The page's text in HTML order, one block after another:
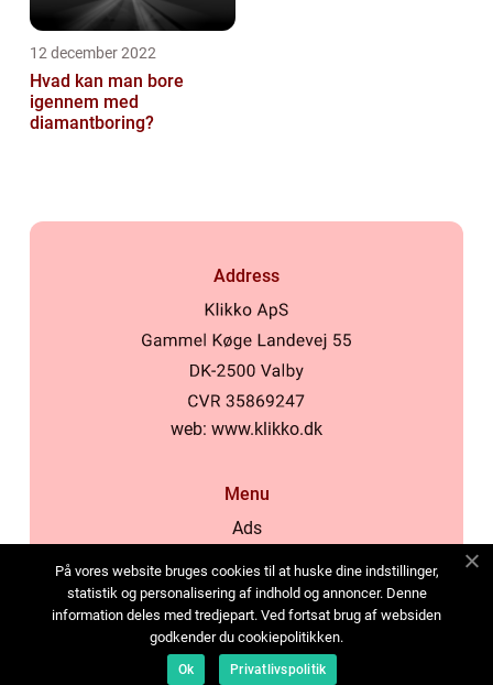
12 december 2022
Hvad kan man bore
igennem med
diamantboring?
Address
web: www.klikko.dk
Menu
Ads
Cookies
Contact
Sitemap
På vores website bruges cookies til at huske dine indstillinger,
statistik og personalisering af indhold og annoncer. Denne
information deles med tredjepart. Ved fortsat brug af websiden
godkender du cookiepolitikken.
Ok Privatlivspolitik